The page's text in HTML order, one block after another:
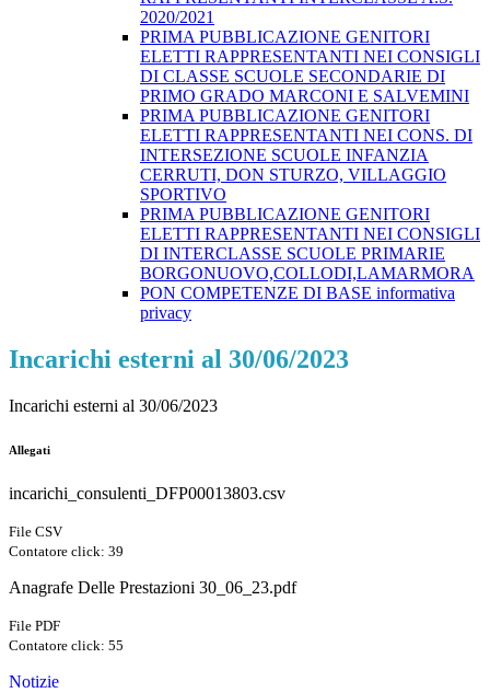
2020/2021
PRIMA PUBBLICAZIONE GENITORI
ELETTI RAPPRESENTANTI NEI CONSIGLI
DI CLASSE SCUOLE SECONDARIE DI
PRIMO GRADO MARCONI E SALVEMINI
PRIMA PUBBLICAZIONE GENITORI
ELETTI RAPPRESENTANTI NEI CONS. DI
INTERSEZIONE SCUOLE INFANZIA
CERRUTI, DON STURZO, VILLAGGIO
SPORTIVO
PRIMA PUBBLICAZIONE GENITORI
ELETTI RAPPRESENTANTI NEI CONSIGLI
DI INTERCLASSE SCUOLE PRIMARIE
BORGONUOVO,COLLODI,LAMARMORA
PON COMPETENZE DI BASE informativa
privacy
Incarichi esterni al 30/06/2023
Incarichi esterni al 30/06/2023
Allegati
incarichi_consulenti_DFP00013803.csv
File CSV
Contatore click: 39
Anagrafe Delle Prestazioni 30_06_23.pdf
File PDF
Contatore click: 55
Notizie